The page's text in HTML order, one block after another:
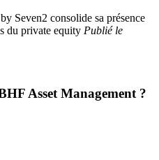
Seven2 consolide sa présence
du private equity Publiéle
Asset Management ?